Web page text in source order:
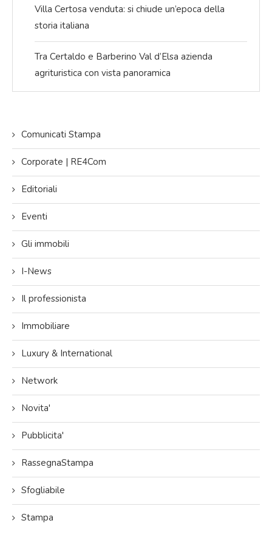
Villa Certosa venduta: si chiude un’epoca della
storia italiana
Tra Certaldo e Barberino Val d’Elsa azienda
agrituristica con vista panoramica
Comunicati Stampa
Corporate | RE4Com
Editoriali
Eventi
Gli immobili
I-News
Il professionista
Immobiliare
Luxury & International
Network
Novita'
Pubblicita'
RassegnaStampa
Sfogliabile
Stampa